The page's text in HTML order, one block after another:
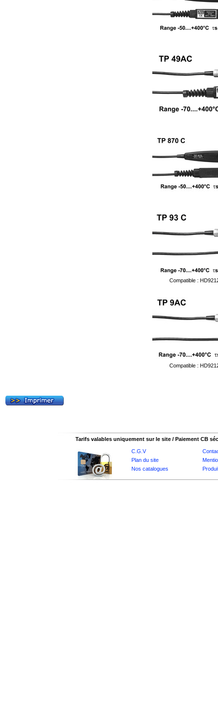
Compatible :
Compatible :
Tarifs valables uniquement sur le site / Paiement CB
C.G.V
Plan du site
Nos catalogues